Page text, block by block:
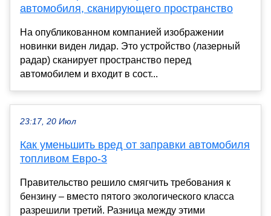
автомобиля, сканирующего пространство
На опубликованном компанией изображении
новинки виден лидар. Это устройство (лазерный
радар) сканирует пространство перед
автомобилем и входит в сост...
23:17, 20 Июл
Как уменьшить вред от заправки автомобиля
топливом Евро-3
Правительство решило смягчить требования к
бензину – вместо пятого экологического класса
разрешили третий. Разница между этими